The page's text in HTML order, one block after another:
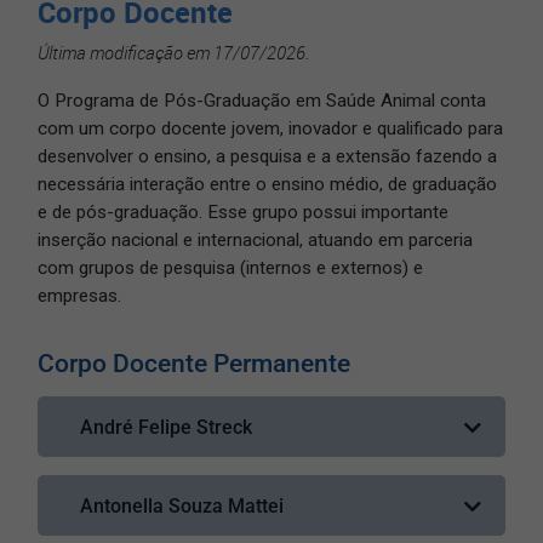
Corpo Docente
Última modificação em 17/07/2026.
O Programa de Pós-Graduação em Saúde Animal conta
com um corpo docente jovem, inovador e qualificado para
desenvolver o ensino, a pesquisa e a extensão fazendo a
necessária interação entre o ensino médio, de graduação
e de pós-graduação. Esse grupo possui importante
inserção nacional e internacional, atuando em parceria
com grupos de pesquisa (internos e externos) e
empresas.
Corpo Docente Permanente
André Felipe Streck
Currículo Lattes
Antonella Souza Mattei